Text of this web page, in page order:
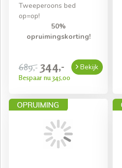
Tweeperoons bed
op=op!
50%
opruimingskorting!
689,- 344,-
Bespaar nu 345,00
Bekijk